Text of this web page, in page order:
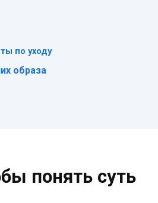
по уходу
образа
понять суть